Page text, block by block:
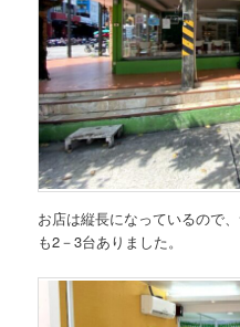
お店は縦長になっているので
も2－3台ありました。